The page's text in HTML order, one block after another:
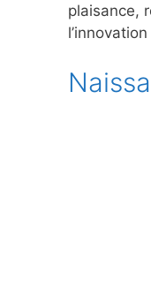
plaisance,